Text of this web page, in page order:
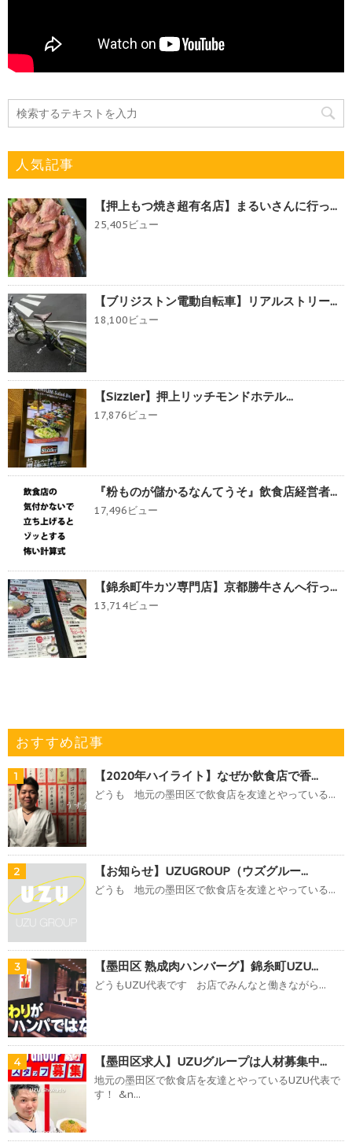
人気記事
【押上もつ焼き超有名店】まるいさんに行っ...
25,405ビュー
【ブリジストン電動自転車】リアルストリー...
18,100ビュー
【Sizzler】押上リッチモンドホテル...
17,876ビュー
『粉ものが儲かるなんてうそ』飲食店経営者...
17,496ビュー
【錦糸町牛カツ専門店】京都勝牛さんへ行っ...
13,714ビュー
おすすめ記事
1 【2020年ハイライト】なぜか飲食店で香...
どうも 地元の墨田区で飲食店を友達とやっている...
2 【お知らせ】UZUGROUP（ウズグルー...
どうも 地元の墨田区で飲食店を友達とやっている...
3 【墨田区 熟成肉ハンバーグ】錦糸町UZU...
どうもUZU代表です お店でみんなと働きながら...
4 【墨田区求人】UZUグループは人材募集中...
地元の墨田区で飲食店を友達とやっているUZU代表で
す！ &n...